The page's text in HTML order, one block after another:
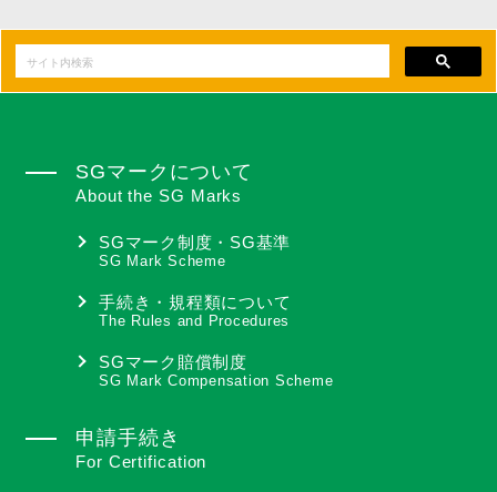
SGマークについて
About the SG Marks
SGマーク制度・SG基準
SG Mark Scheme
手続き・規程類について
The Rules and Procedures
SGマーク賠償制度
SG Mark Compensation Scheme
申請手続き
For Certification